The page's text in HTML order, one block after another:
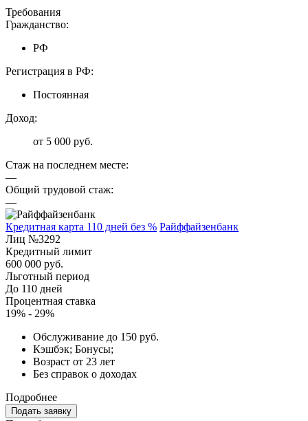
Требования
Гражданство:
РФ
Регистрация в РФ:
Постоянная
Доход:
от 5 000 руб.
Стаж на последнем месте:
—
Общий трудовой стаж:
—
Кредитная карта 110 дней без % Райффайзенбанк
Лиц №3292
Кредитный лимит
600 000 руб.
Льготный период
До 110 дней
Процентная ставка
19% - 29%
Обслуживание до 150 руб.
Кэшбэк; Бонусы;
Возраст от 23 лет
Без справок о доходах
Подробнее
Подать заявку